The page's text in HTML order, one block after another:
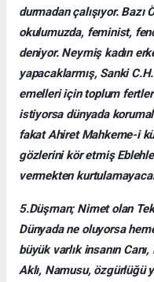
durmadan çalışıyor.
okulumuzda, feminist,
deniyor. Neymiş kadın
yapacaklarmış, Sanki
emelleri için toplum
istiyorsa dünyada
fakat Ahiret Mahkeme-i
gözlerini kör etmiş
vermekten
5.Düşman; Nimet olan
Dünyada ne oluyorsa
büyük varlık insanın
Aklı, Namusu, özgürlüğü